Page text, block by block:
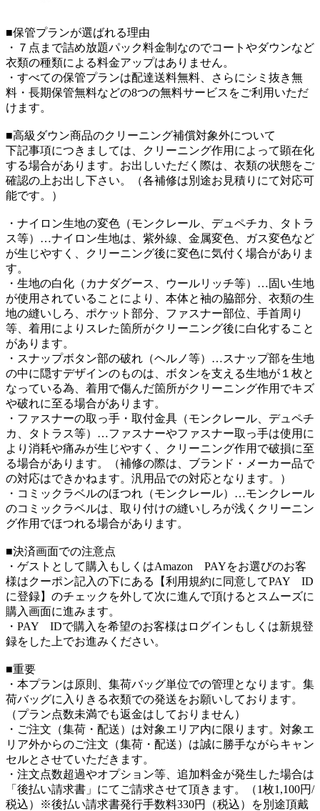
■保管プランが選ばれる理由
・７点まで詰め放題パック料金制なのでコートやダウンなど
衣類の種類による料金アップはありません。
・すべての保管プランは配達送料無料、さらにシミ抜き無
料・長期保管無料などの8つの無料サービスをご利用いただ
けます。
■高級ダウン商品のクリーニング補償対象外について
下記事項につきましては、クリーニング作用によって顕在化
する場合があります。お出しいただく際は、衣類の状態をご
確認の上お出し下さい。（各補修は別途お見積りにて対応可
能です。）
・ナイロン生地の変色（モンクレール、デュペチカ、タトラ
ス等）…ナイロン生地は、紫外線、金属変色、ガス変色など
が生じやすく、クリーニング後に変色に気付く場合がありま
す。
・生地の白化（カナダグース、ウールリッチ等）…固い生地
が使用されていることにより、本体と袖の脇部分、衣類の生
地の縫いしろ、ポケット部分、ファスナー部位、手首周り
等、着用によりスレた箇所がクリーニング後に白化すること
があります。
・スナップボタン部の破れ（ヘルノ等）…スナップ部を生地
の中に隠すデザインのものは、ボタンを支える生地が１枚と
なっている為、着用で傷んだ箇所がクリーニング作用でキズ
や破れに至る場合があります。
・ファスナーの取っ手・取付金具（モンクレール、デュペチ
カ、タトラス等）…ファスナーやファスナー取っ手は使用に
より消耗や痛みが生じやすく、クリーニング作用で破損に至
る場合があります。（補修の際は、ブランド・メーカー品で
の対応はできかねます。汎用品での対応となります。）
・コミックラベルのほつれ（モンクレール）…モンクレール
のコミックラベルは、取り付けの縫いしろが浅くクリーニン
グ作用でほつれる場合があります。
■決済画面での注意点
・ゲストとして購入もしくはAmazon PAYをお選びのお客
様はクーポン記入の下にある【利用規約に同意してPAY ID
に登録】のチェックを外して次に進んで頂けるとスムーズに
購入画面に進みます。
・PAY IDで購入を希望のお客様はログインもしくは新規登
録をした上でお進みください。
■重要
・本プランは原則、集荷バッグ単位での管理となります。集
荷バッグに入りきる衣類での発送をお願いしております。
（プラン点数未満でも返金はしておりません）
・ご注文（集荷・配送）は対象エリア内に限ります。対象エ
リア外からのご注文（集荷・配送）は誠に勝手ながらキャン
セルとさせていただきます。
・注文点数超過やオプション等、追加料金が発生した場合は
「後払い請求書」にてご請求させて頂きます。（1枚1,100円/
税込）※後払い請求書発行手数料330円（税込）を別途頂戴